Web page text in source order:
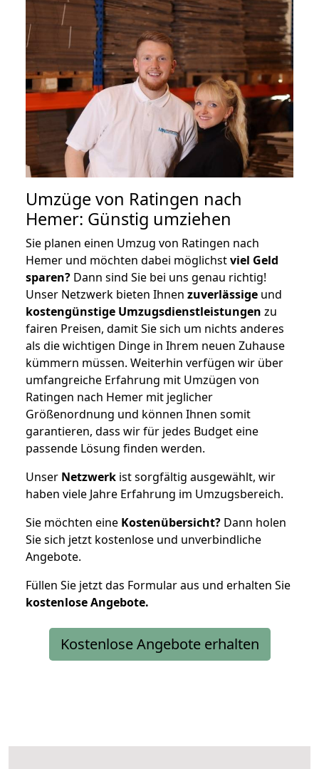
Umzüge von Ratingen nach
Hemer: Günstig umziehen
Sie planen einen Umzug von Ratingen nach
Hemer und möchten dabei möglichstviel Geld
sparen? Dann sind Sie bei uns genau richtig!
Unser Netzwerk bieten Ihnen zuverlässige und
kostengünstige Umzugsdienstleistungen zu
fairen Preisen, damit Sie sich um nichts anderes
als die wichtigen Dinge in Ihrem neuen Zuhause
kümmern müssen. Weiterhin verfügen wir über
umfangreiche Erfahrung mit Umzügen von
Ratingen nach Hemer mit jeglicher
Größenordnung und können Ihnen somit
garantieren, dass wir für jedes Budget eine
passende Lösung finden werden.
Unser Netzwerk ist sorgfältig ausgewählt, wir
haben viele Jahre Erfahrung im Umzugsbereich.
Sie möchten eine Kostenübersicht? Dann holen
Sie sich jetzt kostenlose und unverbindliche
Angebote.
Füllen Sie jetzt das Formular aus und erhalten Sie
kostenloseAngebote.
Kostenlose Angebote erhalten